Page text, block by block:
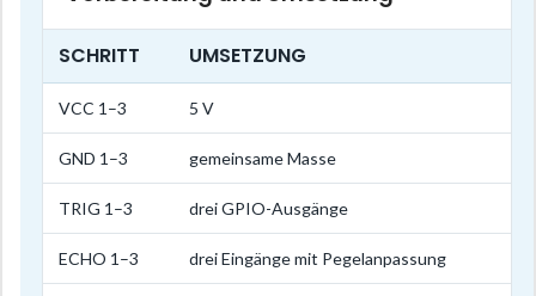
SCHRITT UMSETZUNG
VCC 1–3 5 V
GND 1–3 gemeinsame Masse
TRIG 1–3 drei GPIO-Ausgänge
ECHO 1–3 drei Eingänge mit Pegelanpassung